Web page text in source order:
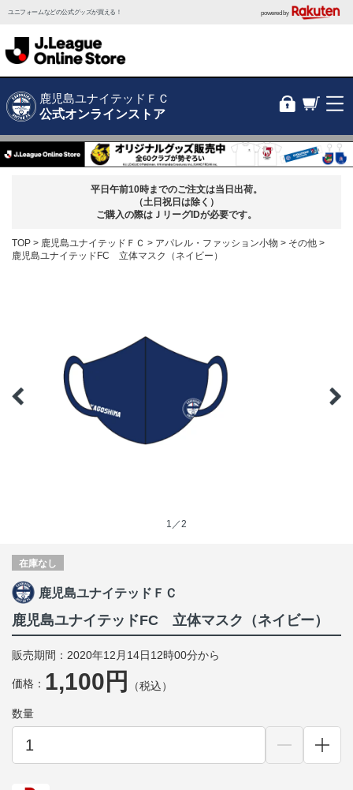
ユニフォームなどの公式グッズが買える！ powered by
鹿児島ユナイテッドＦＣ
公式オンラインストア
平日午前10時までのご注文は当日出荷。
（土日祝日は除く）
ご購入の際はＪリーグIDが必要です。
TOP 鹿児島ユナイテッドＦＣ アパレル・ファッション小物
その他
鹿児島ユナイテッドFC 立体マスク（ネイビー）
1／2
在庫なし
鹿児島ユナイテッドＦＣ
鹿児島ユナイテッドFC 立体マスク（ネイビー）
販売期間：2020年12月14日12時00分から
価格： 1,100円 （税込）
数量